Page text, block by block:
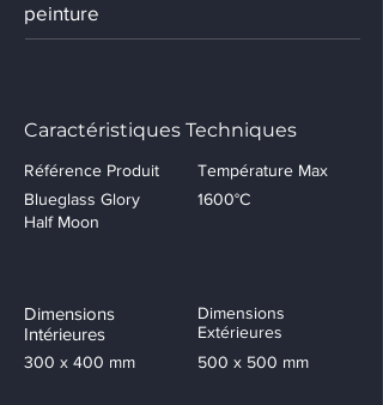
peinture
Caractéristiques Techniques
Référence Produit
Blueglass Glory
Half Moon
Température Max
1600°C
Dimensions
Intérieures
300 x 400 mm
Dimensions
Extérieures
500 x 500 mm